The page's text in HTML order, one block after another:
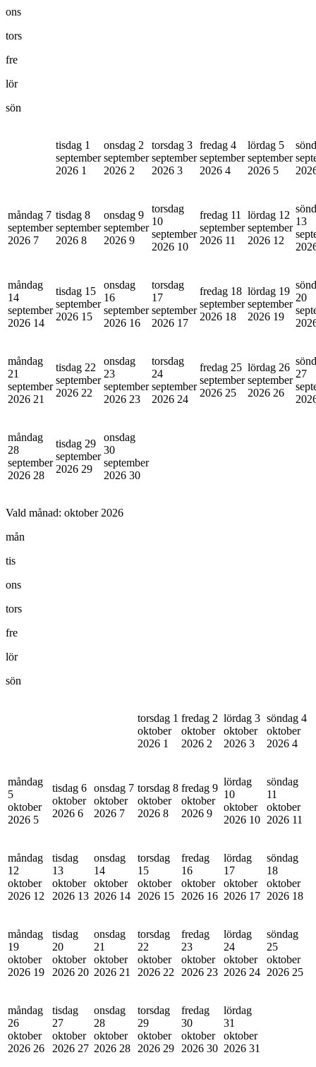
ons
tors
fre
lör
sön
tisdag 1
september
2026 1
onsdag 2
september
2026 2
torsdag 3
september
2026 3
fredag 4
september
2026 4
lördag 5
september
2026 5
måndag 7
september
2026 7
tisdag 8
september
2026 8
onsdag 9
september
2026 9
torsdag
10
september
2026 10
fredag 11
september
2026 11
lördag 12
september
2026 12
13
måndag
14
september
2026 14
tisdag 15
september
2026 15
onsdag
16
september
2026 16
torsdag
17
september
2026 17
fredag 18
september
2026 18
lördag 19
september
2026 19
20
måndag
21
september
2026 21
tisdag 22
september
2026 22
onsdag
23
september
2026 23
torsdag
24
september
2026 24
fredag 25
september
2026 25
lördag 26
september
2026 26
27
måndag
28
september
2026 28
tisdag 29
september
2026 29
onsdag
30
september
2026 30
Vald månad: oktober 2026
mån
tis
ons
tors
fre
lör
sön
torsdag 1
oktober
2026 1
fredag 2
oktober
2026 2
lördag 3
oktober
2026 3
söndag 4
oktober
2026 4
måndag
5
oktober
2026 5
tisdag 6
oktober
2026 6
onsdag 7
oktober
2026 7
torsdag 8
oktober
2026 8
fredag 9
oktober
2026 9
lördag
10
oktober
2026 10
söndag
11
oktober
2026 11
måndag
12
oktober
2026 12
tisdag
13
oktober
2026 13
onsdag
14
oktober
2026 14
torsdag
15
oktober
2026 15
fredag
16
oktober
2026 16
lördag
17
oktober
2026 17
söndag
18
oktober
2026 18
måndag
19
oktober
2026 19
tisdag
20
oktober
2026 20
onsdag
21
oktober
2026 21
torsdag
22
oktober
2026 22
fredag
23
oktober
2026 23
lördag
24
oktober
2026 24
söndag
25
oktober
2026 25
måndag
26
oktober
2026 26
tisdag
27
oktober
2026 27
onsdag
28
oktober
2026 28
torsdag
29
oktober
2026 29
fredag
30
oktober
2026 30
lördag
31
oktober
2026 31